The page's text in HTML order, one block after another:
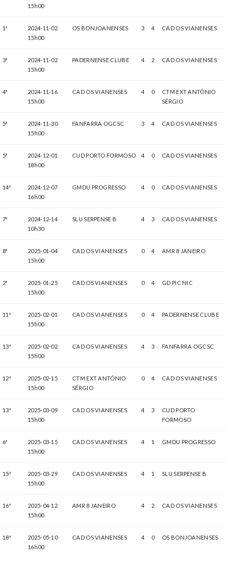
15h00
1ª
2024-11-02
15h00
OS BONJOANENSES 3 4 CAD OS VIANENSES
3ª
2024-11-02
15h00
PADERNENSE CLUBE 4 2 CAD OS VIANENSES
4ª
2024-11-16
15h00
CAD OS VIANENSES 4 0
CTM EXT ANTÓNIO
SÉRGIO
5ª
2024-11-30
15h00
FANFARRA OGCSC 3 4 CAD OS VIANENSES
5ª
2024-12-01
18h00
CUD PORTO FORMOSO 4 0 CAD OS VIANENSES
14ª
2024-12-07
16h00
GMDU PROGRESSO 4 0 CAD OS VIANENSES
7ª
2024-12-14
10h30
SLU SERPENSE B 4 3 CAD OS VIANENSES
8ª
2025-01-04
15h00
CAD OS VIANENSES 0 4 AMR 8 JANEIRO
2ª
2025-01-25
15h00
CAD OS VIANENSES 0 4 GD PIC NIC
11ª
2025-02-01
15h00
CAD OS VIANENSES 0 4 PADERNENSE CLUBE
13ª
2025-02-02
15h00
CAD OS VIANENSES 4 3 FANFARRA OGCSC
12ª
2025-02-15
15h00
CTM EXT ANTÓNIO
SÉRGIO
0 4 CAD OS VIANENSES
13ª
2025-03-09
15h00
CAD OS VIANENSES 4 3
CUD PORTO
FORMOSO
6ª
2025-03-15
15h00
CAD OS VIANENSES 4 1 GMDU PROGRESSO
15ª
2025-03-29
15h00
CAD OS VIANENSES 4 1 SLU SERPENSE B
16ª
2025-04-12
15h00
AMR 8 JANEIRO 4 2 CAD OS VIANENSES
18ª
2025-05-10
16h00
CAD OS VIANENSES 4 0 OS BONJOANENSES